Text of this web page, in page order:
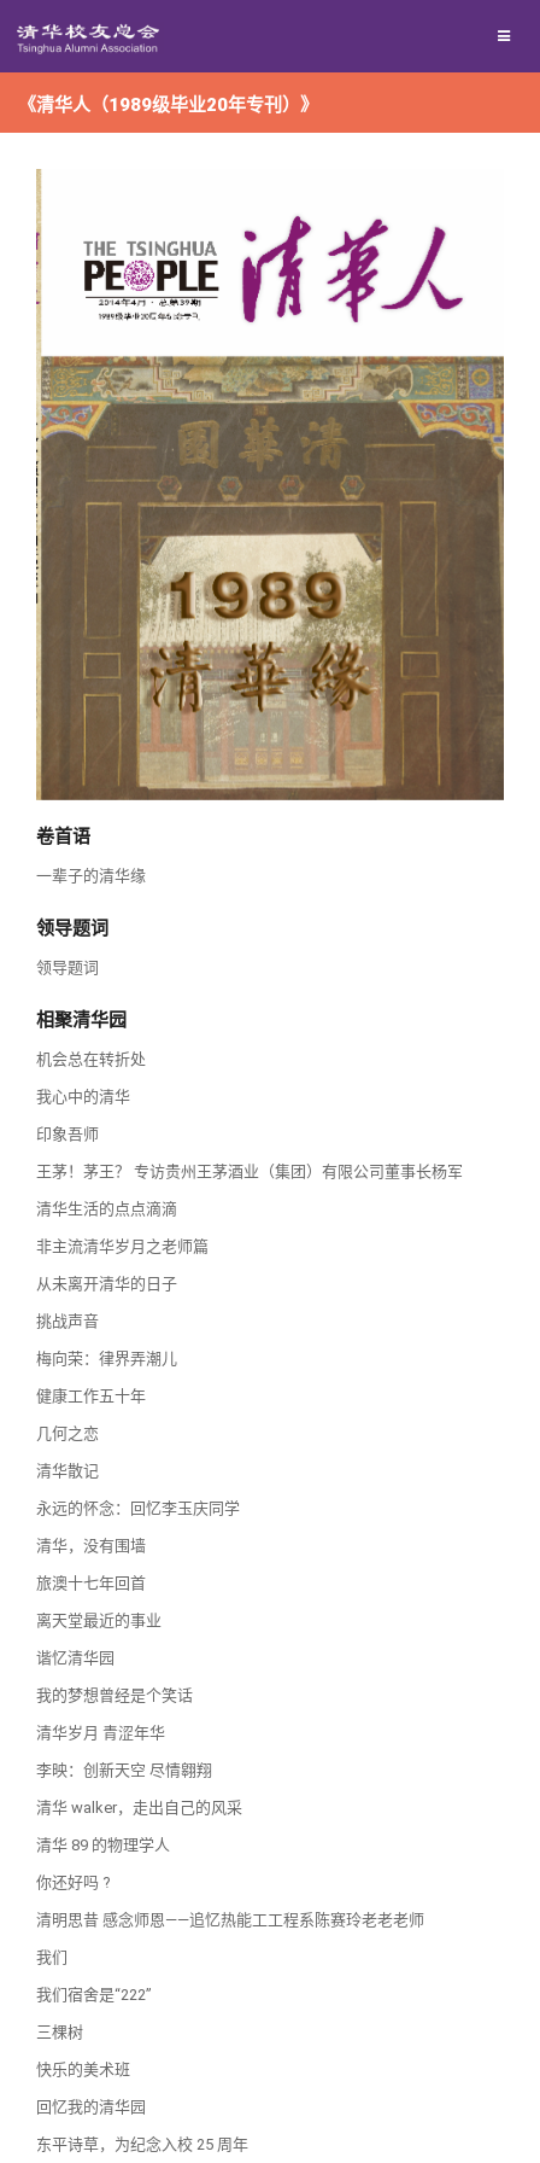
西南联大校友会
义工计划
新媒体平台
清华人物
清华故事
青春风采
校友文苑
校友讲坛
校友视界
校友服务
终身学习
信息化服务
三创大赛
实用信息
校友总会
总会简介
会长致辞
总会章程
理事会名单
制度法规
联系我们
关闭
《清华人（1989级毕业20年专刊）》
卷首语
一辈子的清华缘
领导题词
领导题词
相聚清华园
机会总在转折处
我心中的清华
印象吾师
王茅！茅王？ 专访贵州王茅酒业（集团）有限公司董事长杨军
清华生活的点点滴滴
非主流清华岁月之老师篇
从未离开清华的日子
挑战声音
梅向荣：律界弄潮儿
健康工作五十年
几何之恋
清华散记
永远的怀念：回忆李玉庆同学
清华，没有围墙
旅澳十七年回首
离天堂最近的事业
谐忆清华园
我的梦想曾经是个笑话
清华岁月 青涩年华
李映：创新天空 尽情翱翔
清华 walker，走出自己的风采
清华 89 的物理学人
你还好吗 ?
清明思昔 感念师恩——追忆热能⼯工程系陈赛玲⽼老老师
我们
我们宿舍是“222”
三棵树
快乐的美术班
回忆我的清华园
东平诗草，为纪念入校 25 周年